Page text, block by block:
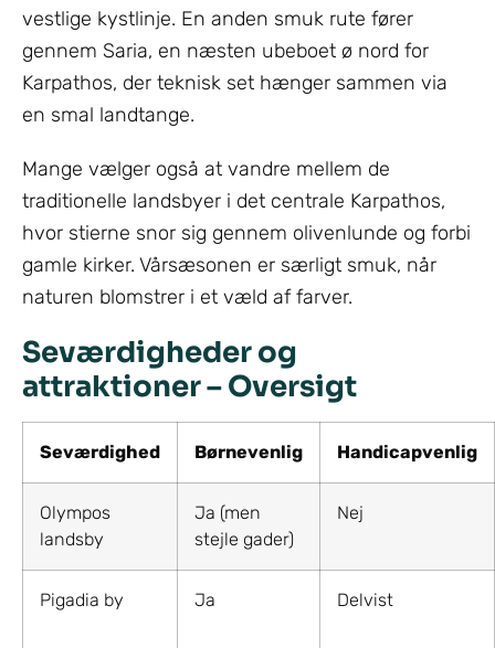
vestlige kystlinje. En anden smuk rute fører
gennem Saria, en næsten ubeboet ø nord for
Karpathos, der teknisk set hænger sammen via
en smal landtange.
Mange vælger også at vandre mellem de
traditionelle landsbyer i det centrale Karpathos,
hvor stierne snor sig gennem olivenlunde og forbi
gamle kirker. Vårsæsonen er særligt smuk, når
naturen blomstrer i et væld af farver.
Seværdigheder og
attraktioner – Oversigt
Seværdighed Børnevenlig Handicapvenlig
Olympos
landsby
Ja (men
stejle gader)
Nej
Pigadia by Ja Delvist